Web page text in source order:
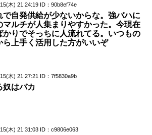
木) 21:24:19 ID：90b8ef74e
で自発供給が少ないからな。強バハに
マルチが人集まりやすかった。今現在
かりでそっちに人流れてる。いつもの
上手く活用した方がいいぞ
木) 21:27:21 ID：7f5830a9b
奴はバカ
木) 21:31:03 ID：c9806e063